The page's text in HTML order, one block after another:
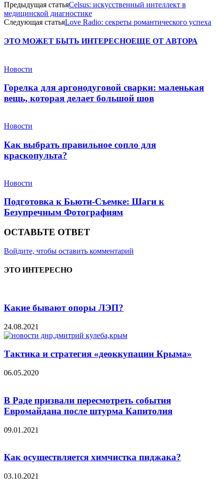
Предыдущая статьяCelsus: искусственный интеллект в
медицинской диагностике
Следующая статьяLove Radio: секреты романтического успеха
ЭТО МОЖЕТ БЫТЬ ИНТЕРЕСНОЕЩЕ ОТ АВТОРА
Новости
Горелка для аргонодуговой сварки: маленькая
вещь, которая делает большой шов
Новости
Как выбрать правильное сопло для
краскопульта?
Новости
Подготовка к Бьюти-Съемке: Шаги к
Безупречным Фотографиям
ОСТАВЬТЕ ОТВЕТ
Войдите, чтобы оставить комментарий
ЭТО ИНТЕРЕСНО
Какие бывают опоры ЛЭП?
24.08.2021
Тактика и стратегия «деоккупации Крыма»
06.05.2020
В Раде призвали пересмотреть события
Евромайдана после штурма Капитолия
09.01.2021
Как осуществляется химчистка пиджака?
03.10.2021